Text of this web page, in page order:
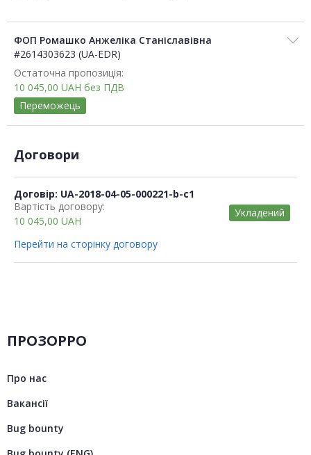
ФОП Ромашко Анжеліка Станіславівна
#2614303623 (UA-EDR)
Остаточна пропозиція:
10 045,00 UAH без ПДВ
Переможець
Договори
Договір: UA-2018-04-05-000221-b-c1
Вартість договору:
10 045,00 UAH
Укладений
Перейти на сторінку договору
ПРОЗОРРО
Про нас
Вакансії
Bug bounty